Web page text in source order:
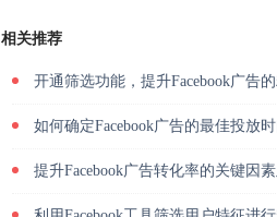
相关推荐
开通筛选功能，提升Facebook广告
如何确定Facebook广告的最佳投放时
提升Facebook广告转化率的关键因